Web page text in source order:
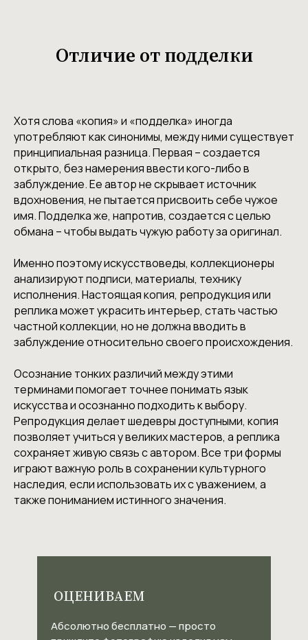
Отличие от подделки
Хотя слова «копия» и «подделка» иногда
употребляют как синонимы, между ними существует
принципиальная разница. Первая – создается
открыто, без намерения ввести кого-либо в
заблуждение. Ее автор не скрывает источник
вдохновения, не пытается присвоить себе чужое
имя. Подделка же, напротив, создается с целью
обмана – чтобы выдать чужую работу за оригинал.
Именно поэтому искусствоведы, коллекционеры
анализируют подписи, материалы, технику
исполнения. Настоящая копия, репродукция или
реплика может украсить интерьер, стать частью
частной коллекции, но не должна вводить в
заблуждение относительно своего происхождения.
Осознание тонких различий между этими
терминами помогает точнее понимать язык
искусства и осознанно подходить к выбору.
Репродукция делает шедевры доступными, копия
позволяет учиться у великих мастеров, а реплика
сохраняет живую связь с автором. Все три формы
играют важную роль в сохранении культурного
наследия, если использовать их с уважением, а
также пониманием истинного значения.
ОЦЕНИВАЕМ
Абсолютно бесплатно — просто